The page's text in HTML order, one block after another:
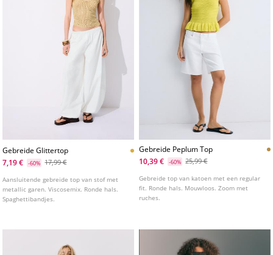
Gebreide Glittertop
7,19 €
-60% 17,99 €
Aansluitende gebreide top van stof met
metallic garen. Viscosemix. Ronde hals.
Spaghettibandjes.
Gebreide Peplum Top
10,39 €
-60% 25,99 €
Gebreide top van katoen met een regular
fit. Ronde hals. Mouwloos. Zoom met
ruches.